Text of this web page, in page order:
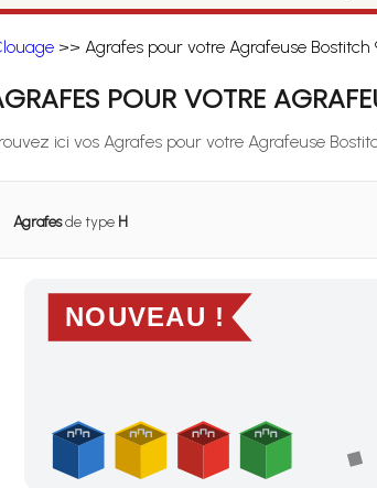
>> Agrafes pour votre Agrafeuse Bostitch
POUR VOTRE
ici vos Agrafes pour votre Agrafeuse
Agrafesde type H
NOUVEAU !